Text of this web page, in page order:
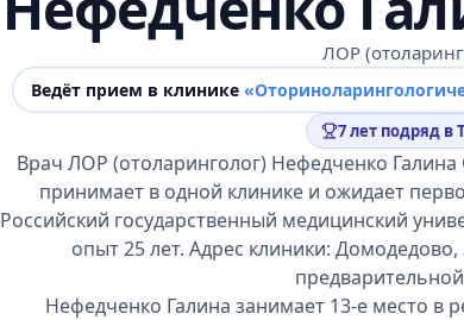
ЛОР
Ведёт прием в клинике
7 лет подряд в
Врач ЛОР (отоларинголог) Нефедченко
принимает в одной клинике и ожидает
Российский государственный медицинский
опыт 25 лет. Адрес клиники: Домодедово,
Нефедченко Галина занимает 13-е место в